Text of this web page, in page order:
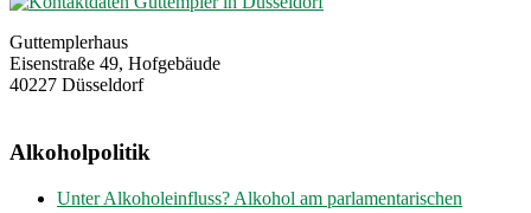
Guttemplerhaus
Eisenstraße 49, Hofgebäude
40227 Düsseldorf
Alkoholpolitik
Unter Alkoholeinfluss? Alkohol am parlamentarischen